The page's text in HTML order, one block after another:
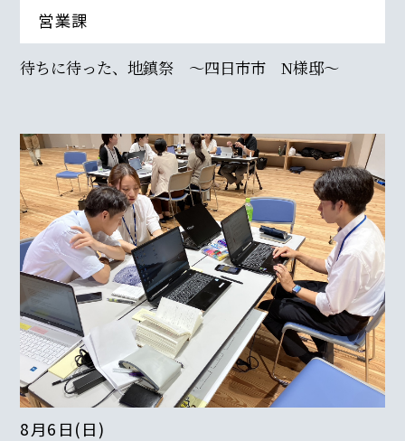
営業課
待ちに待った、地鎮祭 ～四日市市 N様邸～
8月6日(日)